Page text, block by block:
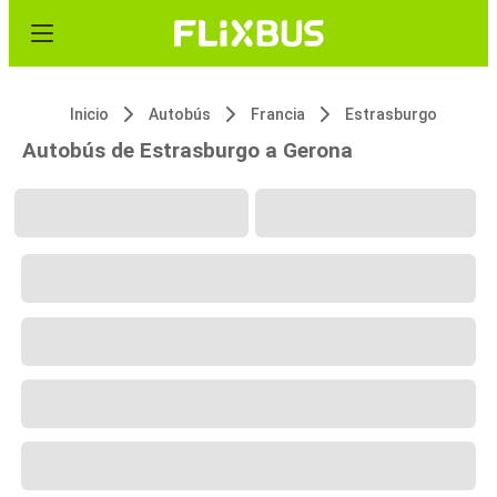
Inicio Autobús Francia Estrasburgo
Autobús de Estrasburgo a Gerona